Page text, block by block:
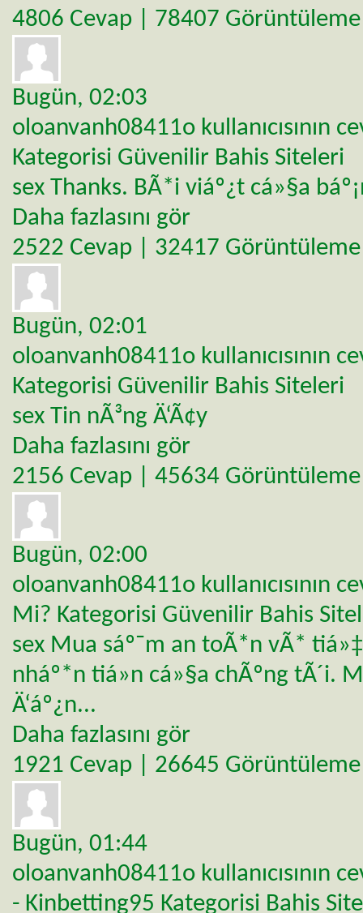
4806 Cevap | 78407 Görüntüleme
Bugün, 02:03
oloanvanh08411o kullanıcısının
Kategorisi Güvenilir Bahis Siteleri
sex Thanks. BÃ*i viáº¿t cá»§a
Daha fazlasını gör
2522 Cevap | 32417 Görüntüleme
Bugün, 02:01
oloanvanh08411o kullanıcısının
Kategorisi Güvenilir Bahis Siteleri
sex Tin nÃ³ng Ä‘Ã¢y
Daha fazlasını gör
2156 Cevap | 45634 Görüntüleme
Bugün, 02:00
oloanvanh08411o kullanıcısının
Mi? Kategorisi Güvenilir Bahis
sex Mua sáº¯m an toÃ*n vÃ*
nháº*n tiá»n cá»§a chÃºng tÃ´i.
Ä‘áº¿n...
Daha fazlasını gör
1921 Cevap | 26645 Görüntüleme
Bugün, 01:44
oloanvanh08411o kullanıcısının
- Kinbetting95 Kategorisi Bahis